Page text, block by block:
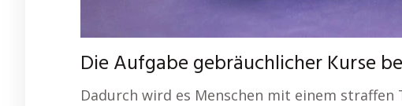
Die Aufgabe gebräuchlicher Kurse
Dadurch wird es Menschen mit einem